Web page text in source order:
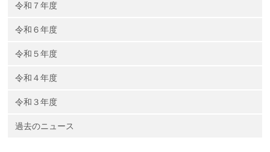
令和７年度
令和６年度
令和５年度
令和４年度
令和３年度
過去のニュース